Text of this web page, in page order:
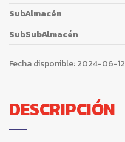
SubAlmacén
SubSubAlmacén
Fecha disponible:2024-06-12
DESCRIPCIÓN